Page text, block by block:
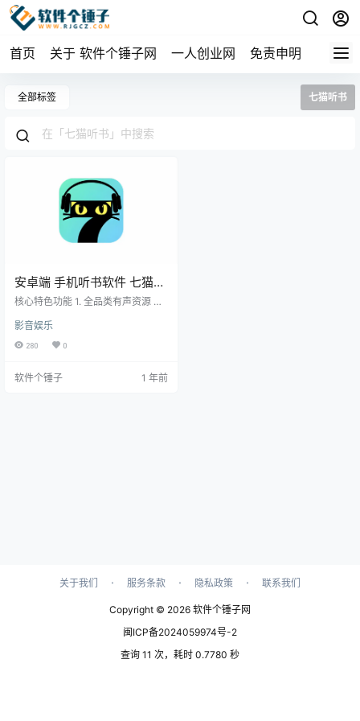
首页 关于 软件个锤子网 一人创业网 免责申明
全部标签 七猫听书
安卓端 手机听书软件 七猫免
费听书 v1.10.1 【软件个锤子
核心特色功能 1. 全品类有声资源 汇
等各类题材，上万部正版授权作品
每日更新。 2. 专业级听觉体验 特邀
智能推荐系统 基于AI算法分析您的
影音娱乐
280 0
软件个锤子 1 年前
关于我们 · 服务条款 · 隐私政策 · 联系我们
Copyright © 2026 软件个锤子网
闽ICP备2024059974号-2
查询 11 次，耗时 0.7780 秒